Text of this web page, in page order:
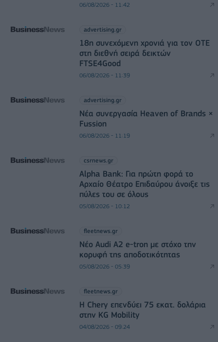
06/08/2026 - 11:42
advertising.gr
18η συνεχόμενη χρονιά για τον ΟΤΕ
στη διεθνή σειρά δεικτών
FTSE4Good
06/08/2026 - 11:39
advertising.gr
Νέα συνεργασία Heaven of Brands ×
Fussion
06/08/2026 - 11:19
csrnews.gr
Alpha Bank: Για πρώτη φορά το
Αρχαίο Θέατρο Επιδαύρου άνοιξε τις
πύλες του σε όλους
05/08/2026 - 10:12
fleetnews.gr
Νέο Audi A2 e-tron με στόχο την
κορυφή της αποδοτικότητας
05/08/2026 - 05:39
fleetnews.gr
Η Chery επενδύει 75 εκατ. δολάρια
στην KG Mobility
04/08/2026 - 09:24